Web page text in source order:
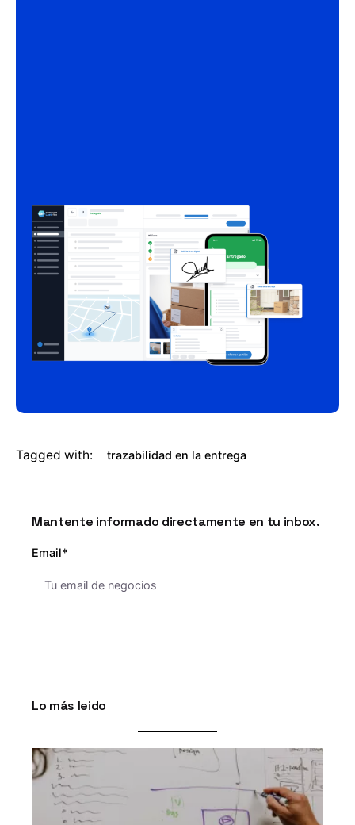
Tagged with: trazabilidad en la entrega
Mantente informado directamente en tu inbox.
Email*
Lo más leido